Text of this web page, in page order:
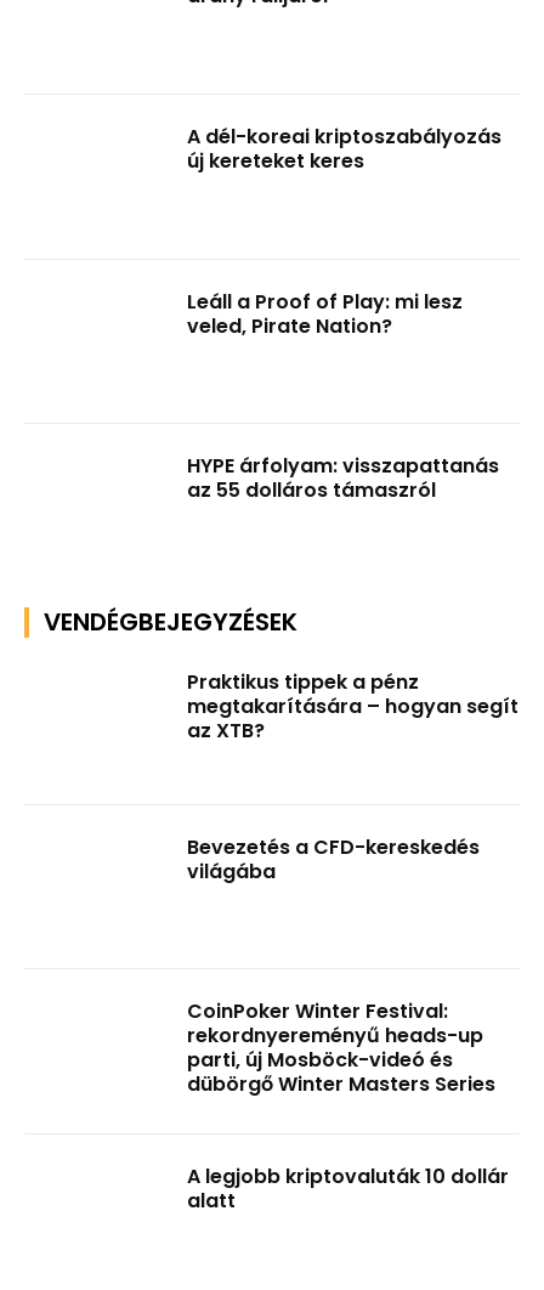
A dél-koreai kriptoszabályozás
új kereteket keres
Leáll a Proof of Play: mi lesz
veled, Pirate Nation?
HYPE árfolyam: visszapattanás
az 55 dolláros támaszról
VENDÉGBEJEGYZÉSEK
Praktikus tippek a pénz
megtakarítására – hogyan segít
az XTB?
Bevezetés a CFD-kereskedés
világába
CoinPoker Winter Festival:
rekordnyereményű heads-up
parti, új Mosböck-videó és
dübörgő Winter Masters Series
A legjobb kriptovaluták 10 dollár
alatt